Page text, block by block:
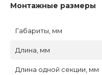
Монтажные размеры
Габариты, мм
Длина, мм
Длина одной секции, мм